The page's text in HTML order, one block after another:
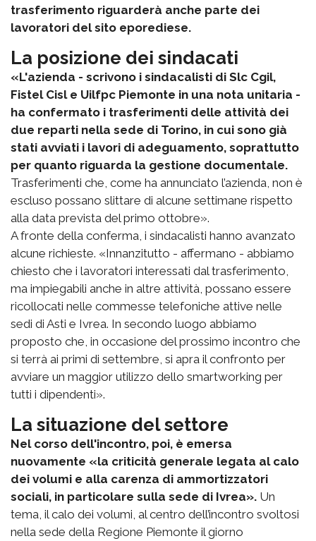
trasferimento riguarderà anche parte dei
lavoratori del sito eporediese.
La posizione dei sindacati
«L'azienda - scrivono i sindacalisti di Slc Cgil,
Fistel Cisl e Uilfpc Piemonte in una nota unitaria -
ha confermato i trasferimenti delle attività dei
due reparti nella sede di Torino, in cui sono già
stati avviati i lavori di adeguamento, soprattutto
per quanto riguarda la gestione documentale.
Trasferimenti che, come ha annunciato l’azienda, non è
escluso possano slittare di alcune settimane rispetto
alla data prevista del primo ottobre».
A fronte della conferma, i sindacalisti hanno avanzato
alcune richieste. «Innanzitutto - affermano - abbiamo
chiesto che i lavoratori interessati dal trasferimento,
ma impiegabili anche in altre attività, possano essere
ricollocati nelle commesse telefoniche attive nelle
sedi di Asti e Ivrea. In secondo luogo abbiamo
proposto che, in occasione del prossimo incontro che
si terrà ai primi di settembre, si apra il confronto per
avviare un maggior utilizzo dello smartworking per
tutti i dipendenti».
La situazione del settore
Nel corso dell'incontro, poi, è emersa
nuovamente «la criticità generale legata al calo
dei volumi e alla carenza di ammortizzatori
sociali, in particolare sulla sede di Ivrea». Un
tema, il calo dei volumi, al centro dell’incontro svoltosi
nella sede della Regione Piemonte il giorno